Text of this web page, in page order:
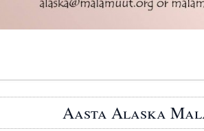
Aasta Alaska